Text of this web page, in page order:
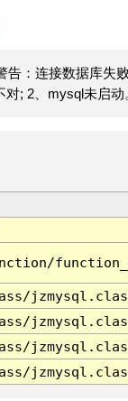
告：连接数据库失
; 2、mysql未启动